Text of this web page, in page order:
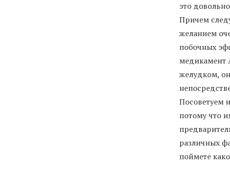
это
Причем
желанием
побочных
медикамент
желудком,
Посоветуем
потому что
различных
поймете